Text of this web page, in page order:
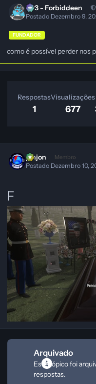
403 - Forbiddeen
Postado Dezembro 9,
FUNDADOR
como é possível perder nos
Respostas
1
Visualizações
677
jonjon Membro
Postado Dezembro 10,
F
Arquivado
Este tópico foi
respostas.